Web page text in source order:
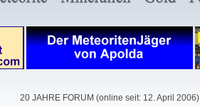
20 JAHRE FORUM (online seit: 12. April 2006)